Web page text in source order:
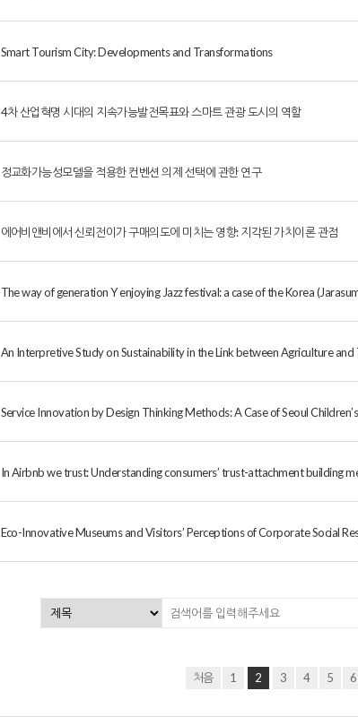
Smart Tourism City: Developments and Transformations
4차 산업혁명 시대의 지속가능발전목표와 스마트 관광 도시의 역할
정교화가능성모델을 적용한 컨벤션 의제 선택에 관한 연구
에어비앤비에서 신뢰전이가 구매의도에 미치는 영향: 지각된 가치이론 관점
The way of generation Y enjoying Jazz festival: a case of the Korea
An Interpretive Study on Sustainability in the Link between Agriculture
Service Innovation by Design Thinking Methods: A Case of Seoul
In Airbnb we trust: Understanding consumers’ trust-attachment building
Eco-Innovative Museums and Visitors’ Perceptions of Corporate Social
처음 1 2 3 4 5 6